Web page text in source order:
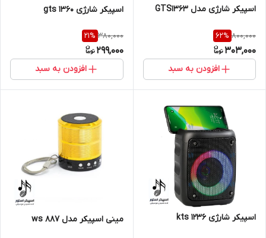
اسپیکر شارژی مدل GTS1363
800,000
62%
303,000
افزودن به سبد
اسپیکر شارژی gts 1360
380,000
21%
299,000
افزودن به سبد
اسپیکر شارژی kts 1236 مینی اسپیکر مدل ws 887